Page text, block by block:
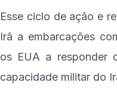
Esse ciclo de ação e
Irã a embarcações
os EUA a responder
capacidade militar do